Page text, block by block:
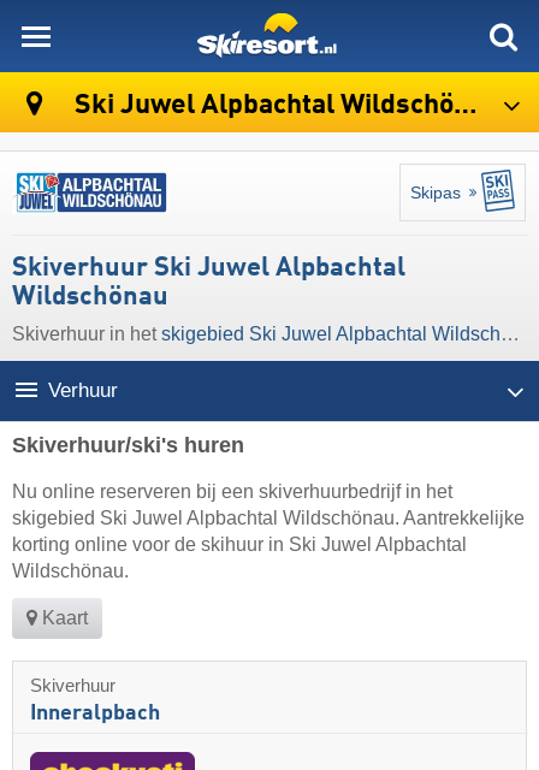
Ski Juwel Alpbachtal Wildschönau
Skipas
Skiverhuur Ski Juwel Alpbachtal
Wildschönau
Skiverhuur in hetskigebied Ski Juwel Alpbachtal Wildschönau
Verhuur
Skiverhuur/ski's huren
Nu online reserveren bij een skiverhuurbedrijf in het
skigebied Ski Juwel Alpbachtal Wildschönau. Aantrekkelijke
korting online voor de skihuur in Ski Juwel Alpbachtal
Wildschönau.
Kaart
Skiverhuur
Inneralpbach